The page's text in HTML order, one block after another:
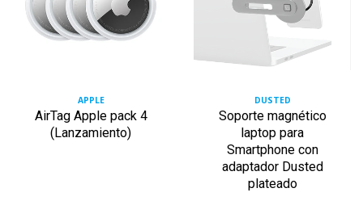
APPLE
AirTag Apple pack 4
(Lanzamiento)
DUSTED
Soporte magnético
laptop para
Smartphone con
adaptador Dusted
plateado